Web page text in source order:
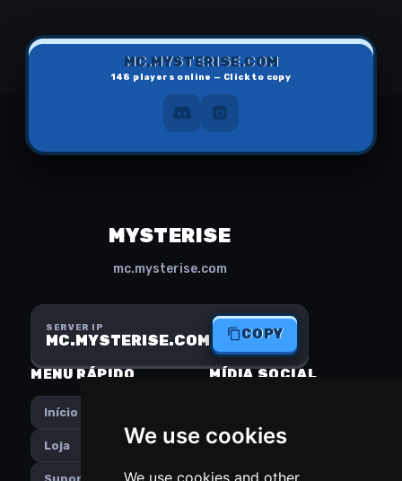
We use cookies
We use cookies and other
MC.MYSTERISE.COM
148 players online — Click to copy
MYSTERISE
mc.mysterise.com
SERVER IP
MC.MYSTERISE.COM COPY
MENU RÁPIDO
Início
Loja
MÍDIA SOCIAL
Discord